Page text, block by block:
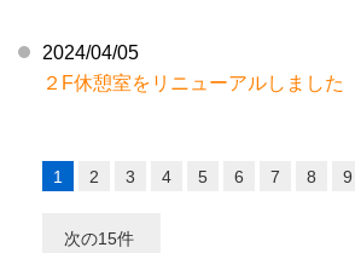
2024/04/05
２F休憩室をリニューアルしました
1 2 3 4 5 6 7 8 9
次の15件